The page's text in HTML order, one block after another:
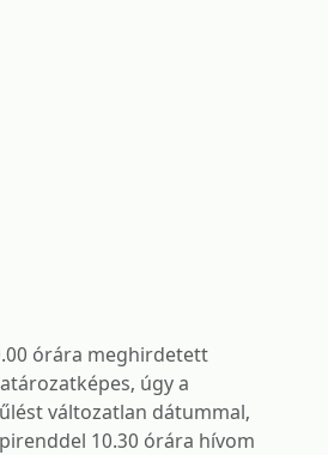
órára meghirdetett
úgy a
változatlan dátummal,
10.30 órára hívom